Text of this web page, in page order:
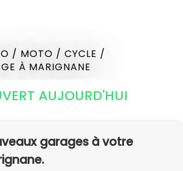
/ MOTO / CYCLE /
À MARIGNANE
AUJOURD'HUI
garages à votre